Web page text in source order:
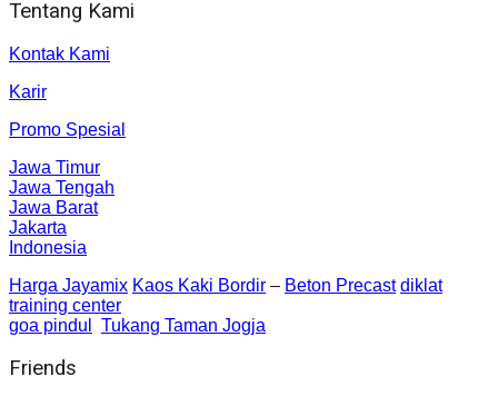
Tentang Kami
Kontak Kami
Karir
Promo Spesial
Jawa Timur
Jawa Tengah
Jawa Barat
Jakarta
Indonesia
Harga Jayamix Kaos Kaki Bordir – Beton Precast diklat
training center
goa pindul
Tukang Taman Jogja
Friends